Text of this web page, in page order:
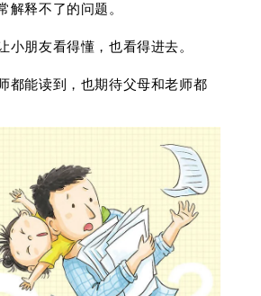
解释不了的问题。
小朋友看得懂，也看得进去。
都能读到，也期待父母和老师都